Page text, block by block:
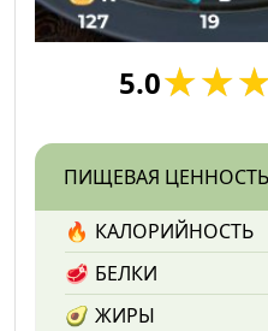
5.0
ПИЩЕВАЯ
🔥 КАЛОРИЙНОСТЬ
🥩 БЕЛКИ
🥑 ЖИРЫ